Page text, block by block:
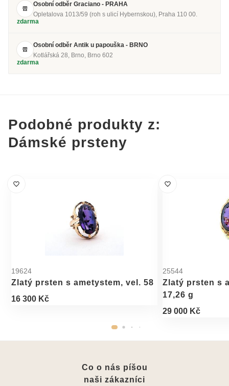
Osobní odběr Graciano - PRAHA
Opletalova 1013/59 (roh s ulicí Hybernskou), Praha 110 00.
zdarma
Osobní odběr Antik u papouška - BRNO
Kotlářská 28, Brno, Brno 602
zdarma
Podobné produkty z:
Dámské prsteny
19624
Zlatý prsten s ametystem, vel. 58
16 300 Kč
25544
Zlatý prsten s
17,26 g
29 000 Kč
Co o nás píšou
naši zákazníci